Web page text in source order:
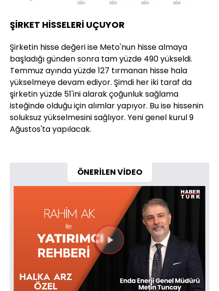
ŞİRKET HİSSELERİ UÇUYOR
Şirketin hisse değeri ise Meto'nun hisse almaya
başladığı günden sonra tam yüzde 490 yükseldi.
Temmuz ayında yüzde 127 tırmanan hisse hala
yükselmeye devam ediyor. Şimdi her iki taraf da
şirketin yüzde 51'ini alarak çoğunluk sağlama
isteğinde olduğu için alımlar yapıyor. Bu ise hissenin
soluksuz yükselmesini sağlıyor. Yeni genel kurul 9
Ağustos'ta yapılacak.
ÖNERİLEN VİDEO
Videoyu